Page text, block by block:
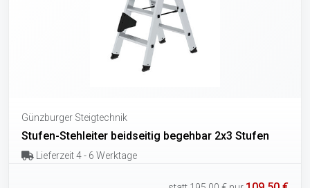
Günzburger Steigtechnik
Stufen-Stehleiter beidseitig begehbar 2x3 Stufen
Lieferzeit 4 - 6 Werktage